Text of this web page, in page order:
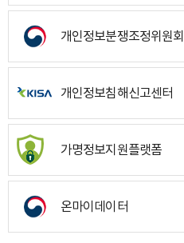
개인정보분쟁조정위원회
개인정보침해신고센터
가명정보지원플랫폼
온마이데이터